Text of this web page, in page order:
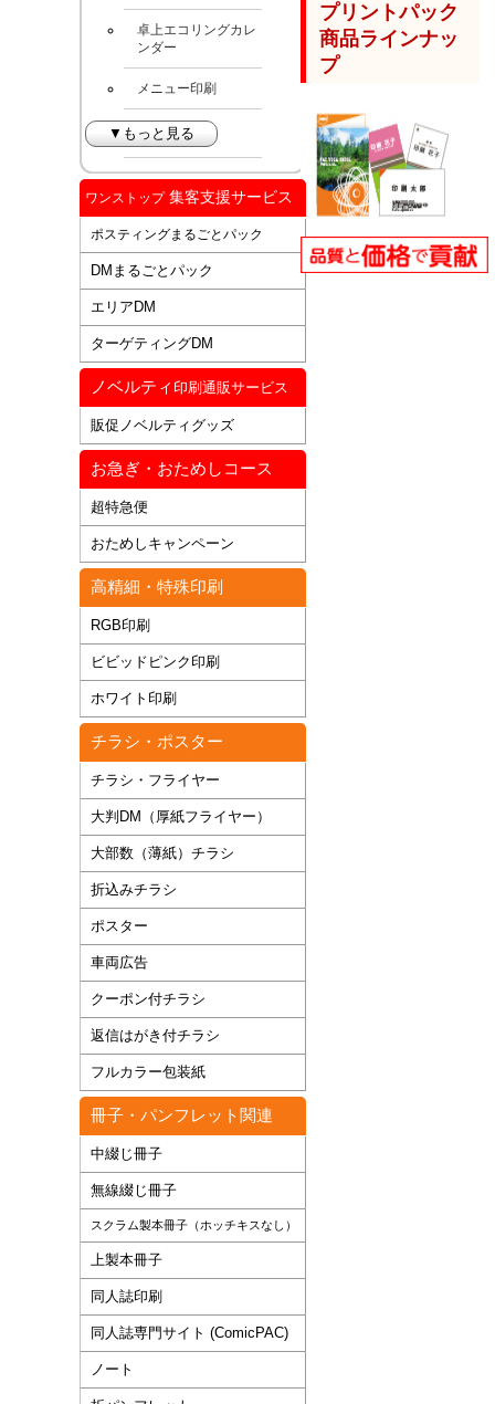
卓上エコリングカレ
ンダー
メニュー印刷
▼もっと見る
ワンストップ集客支援サービス
ポスティングまるごとパック
DMまるごとパック
エリアDM
ターゲティングDM
ノベルティ 印刷通販サービス
販促ノベルティグッズ
お急ぎ・おためしコース
超特急便
おためしキャンペーン
高精細・特殊印刷
RGB印刷
ビビッドピンク印刷
ホワイト印刷
チラシ・ポスター
チラシ・フライヤー
大判DM（厚紙フライヤー）
大部数（薄紙）チラシ
折込みチラシ
ポスター
車両広告
クーポン付チラシ
返信はがき付チラシ
フルカラー包装紙
冊子・パンフレット関連
中綴じ冊子
無線綴じ冊子
スクラム製本冊子（ホッチキスなし）
上製本冊子
同人誌印刷
同人誌専門サイト (ComicPAC)
ノート
プリントパック
商品ラインナッ
プ